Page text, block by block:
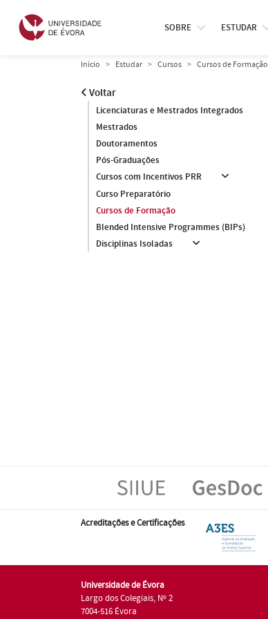
SOBRE ESTUDAR
Início Estudar Cursos Cursos de Formação
Voltar
Licenciaturas e Mestrados Integrados
Mestrados
Doutoramentos
Pós-Graduações
Cursos com Incentivos PRR
Curso Preparatório
Cursos de Formação
Blended Intensive Programmes (BIPs)
Disciplinas Isoladas
Acreditações e Certificações
Universidade de Évora
Largo dos Colegiais, Nº 2
7004-516 Évora